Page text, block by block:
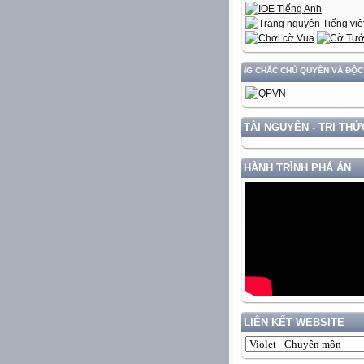
VÀ PHÁT TRIỂN ĐẤT NƯỚC GẮN VỚI BẢO VỆ VỮNG CHẮC CHỦ QUYỀN VÀ ĐỘC LẬP
TÀI NGUYÊN - TRI
HÀNH TRÌNH PHÁ ÁN
LIÊN KẾT WEBSITE